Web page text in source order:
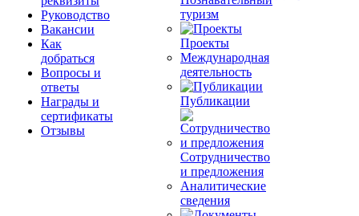
Руководство
Вакансии
Как
добраться
Вопросы и
ответы
Награды и
сертификаты
Отзывы
туризм
Проекты
Международная
деятельность
Публикации
Сотрудничество
и предложения
Аналитические
сведения